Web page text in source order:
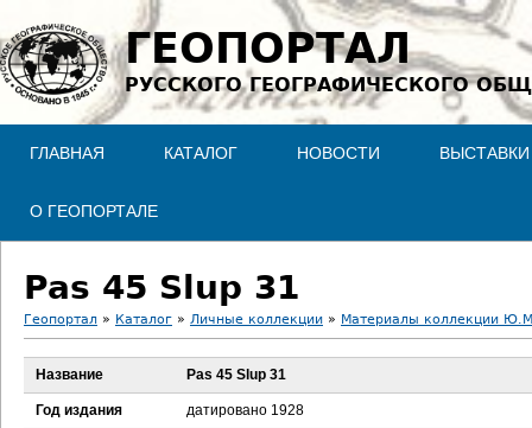
Jump to navigation
ГЕОПОРТАЛ
РУССКОГО ГЕОГРАФИЧЕСКОГО
ГЛАВНАЯ КАТАЛОГ НОВОСТИ ВЫСТАВКИ
О ГЕОПОРТАЛЕ
Pas 45 Slup 31
В
ы
Геопортал » Каталог » Личные коллекции » Материалы коллекции
Название Pas 45 Slup 31
Год издания датировано 1928